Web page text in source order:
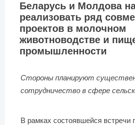
Беларусь и Молдова
реализовать ряд
проектов в молочном
животноводстве и
промышленности
Стороны планируют
сотрудничество в сфере
В рамках состоявшейся встречи